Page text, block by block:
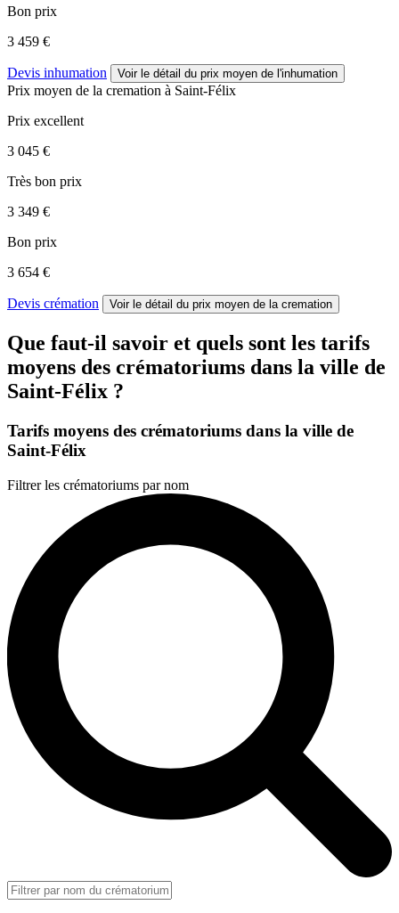
Bon prix
3 459 €
Devis inhumation Voir le détail du prix moyen de l'inhumation
Prix moyen de la cremation à Saint-Félix
Prix excellent
3 045 €
Très bon prix
3 349 €
Bon prix
3 654 €
Devis crémation Voir le détail du prix moyen de la cremation
Que faut-il savoir et quels sont les tarifs
moyens des crématoriums dans la ville de
Saint-Félix ?
Tarifs moyens des crématoriums dans la ville de
Saint-Félix
Filtrer les crématoriums par nom